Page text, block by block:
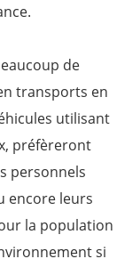
de
transports en
utilisant
préfèreront
personnels
encore leurs
la population
si